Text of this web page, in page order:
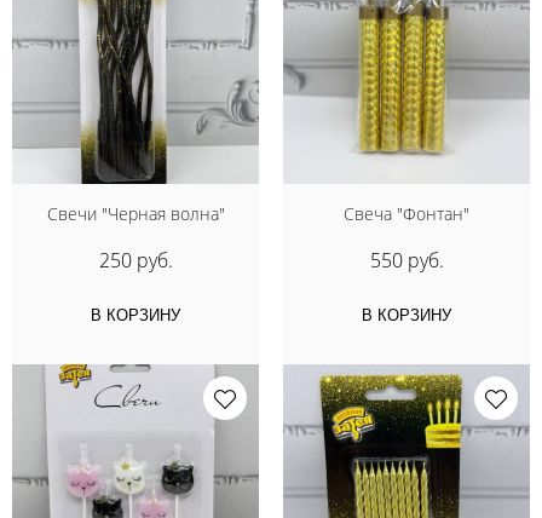
Свечи "Черная волна"
250 руб.
В КОРЗИНУ
Свеча "Фонтан"
550 руб.
В КОРЗИНУ